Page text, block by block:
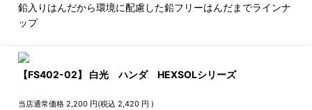
鉛入りはんだから環境に配慮した鉛フリーはんだまでラインナ
ップ
【FS402-02】 白光 ハンダ HEXSOLシリーズ
当店通常価格 2,200 円(税込2,420 円 )